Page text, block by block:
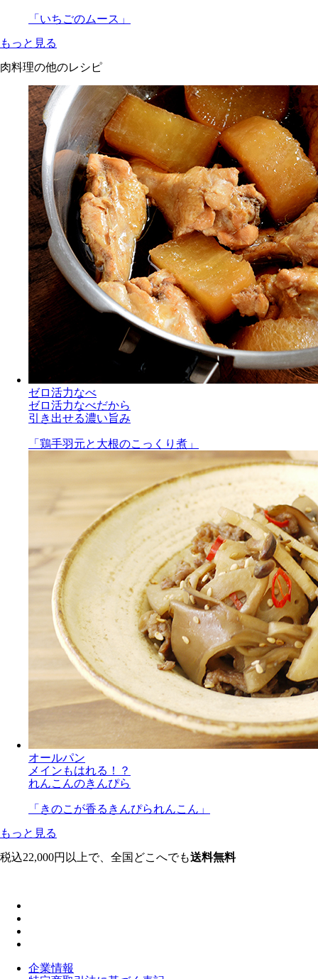
「いちごのムース」
もっと見る
肉料理の他のレシピ
ゼロ活力なべ
ゼロ活力なべだから
引き出せる濃い旨み
「鶏手羽元と大根のこっくり煮」
オールパン
メインもはれる！？
れんこんのきんぴら
「きのこが香るきんぴられんこん」
もっと見る
税込22,000円以上で、全国どこへでも送料無料
企業情報